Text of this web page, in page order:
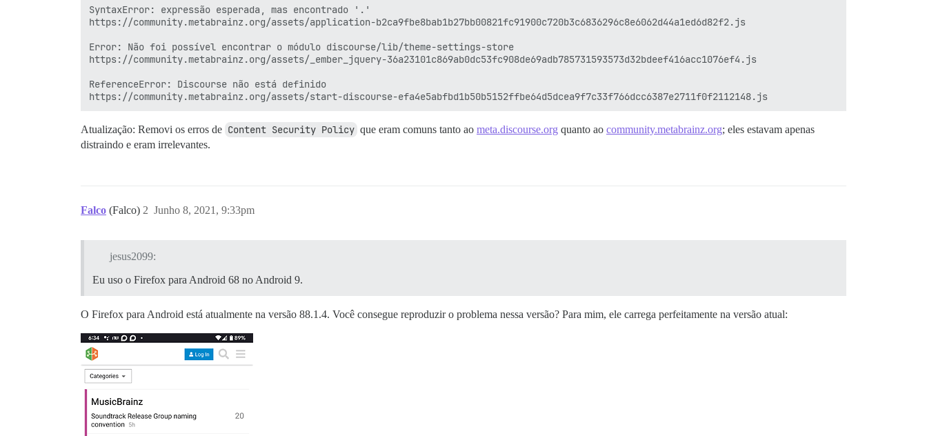
SyntaxError: expressão esperada, mas encontrado '.'
https://community.metabrainz.org/assets/application-b2ca9fbe8bab1b27bb00821fc91900c720b3c6836296c8e6062d44a1ed6d82f2.js
Error: Não foi possível encontrar o módulo discourse/lib/theme-settings-store
https://community.metabrainz.org/assets/_ember_jquery-36a23101c869ab0dc53fc908de69adb785731593573d32bdeef416acc1076ef4.js
ReferenceError: Discourse não está definido
Atualização: Removi os erros de Content Security Policy que eram comuns tanto ao meta.discourse.org quanto ao community.metabrainz.org; eles estavam apenas
distraindo e eram irrelevantes.
Falco (Falco) Junho 8, 2021, 9:33pm
2
jesus2099:
Eu uso o Firefox para Android 68 no Android 9.
O Firefox para Android está atualmente na versão 88.1.4. Você consegue reproduzir o problema nessa versão? Para mim, ele carrega perfeitamente na versão atual: